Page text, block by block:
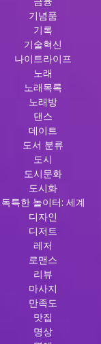
기념품
기록
기술혁신
나이트라이프
노래
노래목록
노래방
댄스
데이트
도서 분류
도시
도시문화
도시화
독특한 놀이터: 세계
디자인
디저트
레저
로맨스
리뷰
마사지
만족도
맛집
명상